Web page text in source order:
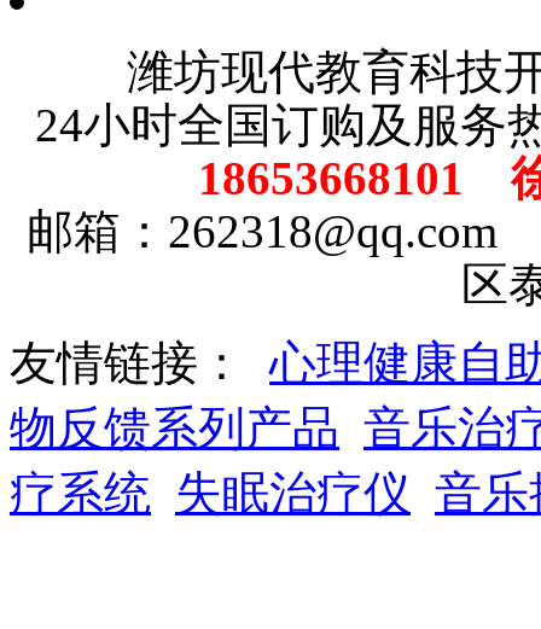
潍坊现代教育科
24小时全国订购及服务
18653668101
邮箱：
区
友情链接：
心理健康自
物反馈系列产品 音乐治
疗系统 失眠治疗仪 音乐